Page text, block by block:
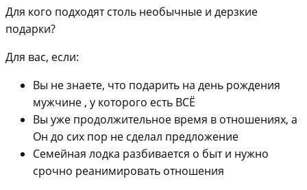
Для кого подходят столь необычные и дерзкие
подарки?
Для вас, если:
Вы не знаете, что подарить на день рождения
мужчине , у которого есть ВСЁ
Вы уже продолжительное время в отношениях, а
Он до сих пор не сделал предложение
Семейная лодка разбивается о быт и нужно
срочно реанимировать отношения